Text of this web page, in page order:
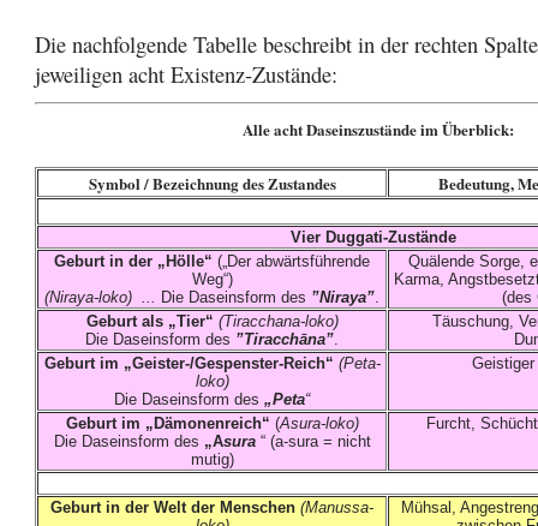
Die nachfolgende Tabelle beschreibt in der rechten
jeweiligen acht Existenz-Zustände:
Alle acht Daseinszustände im Überblick:
Symbol / Bezeichnung des Zustandes Bedeutung,
Vier Duggati-Zustände
Geburt in der „Hölle“ („Der abwärtsführende
Weg“)
(Niraya-loko) ... Die Daseinsform des ”Niraya”.
Quälende Sorge,
Karma,
(des
Geburt als „Tier“ (Tiracchana-loko)
Die Daseinsform des ”Tiracchāna”.
Täuschung,
Geburt im „Geister-/Gespenster-Reich“ (Peta-
loko)
Die Daseinsform des „Peta“
Geistiger
Geburt im „Dämonenreich“ (Asura-loko)
Die Daseinsform des „Asura“ (a-sura = nicht
mutig)
Furcht,
Geburt in der Welt der Menschen (Manussa-
Mühsal,